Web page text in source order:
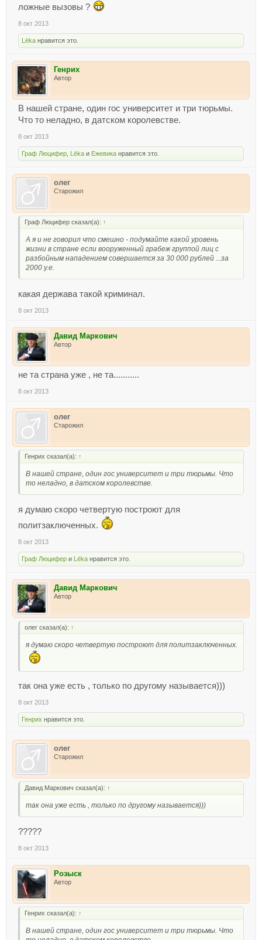
ложные вызовы ?
8 окт 2013
Lёka нравится это.
Генрих
Автор
В нашей стране, один гос университет и три тюрьмы.
Что то неладно, в датском королевстве.
8 окт 2013
Граф Люцифер Lёka и Ежевика нравится это.
олег
Старожил
Граф Люцифер сказал(а): ↑
А я и не говорил что смешно - подумайте какой уровень
жизни в стране если вооруженный грабеж группой лиц с
разбойным нападением совершается за 30 000 рублей ...за
2000 у.е.
какая держава такой криминал.
8 окт 2013
Давид Маркович
Автор
не та страна уже , не та...........
8 окт 2013
олег
Старожил
Генрих сказал(а): ↑
В нашей стране, один гос университет и три тюрьмы. Что
то неладно, в датском королевстве.
я думаю скоро четвертую построют для
политзаключенных.
8 окт 2013
Граф Люцифер и Lёka нравится это.
Давид Маркович
Автор
олег сказал(а): ↑
я думаю скоро четвертую построют для политзаключенных.
так она уже есть , только по другому называется)))
8 окт 2013
Генрих нравится это.
олег
Старожил
Давид Маркович сказал(а): ↑
так она уже есть , только по другому называется)))
?????
8 окт 2013
Розыск
Автор
Генрих сказал(а): ↑
В нашей стране, один гос университет и три тюрьмы. Что